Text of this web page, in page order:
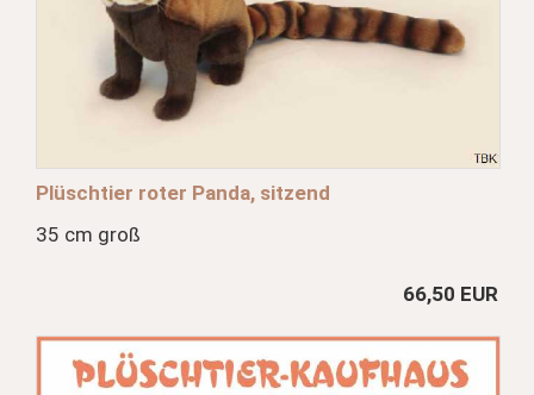
Plüschtier roter Panda, sitzend
35 cm groß
66,50 EUR